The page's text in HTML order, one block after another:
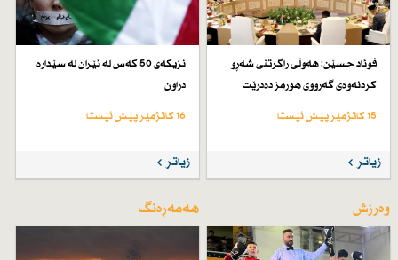
فوئاد حسێن: هەوڵی راگرتنی شەڕو
كردنەوەی گەرووی هورمز دەدرێت
15 کاتژمێر پێش ئێستا
زیاتر
نزیكەی 50 كەس لە ئێران لە سێدارە
دراون
16 کاتژمێر پێش ئێستا
زیاتر
وەرزش هەمەڕەنگ